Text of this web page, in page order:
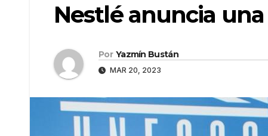
Nestlé anuncia una
Por Yazmín Bustán
MAR 20, 2023